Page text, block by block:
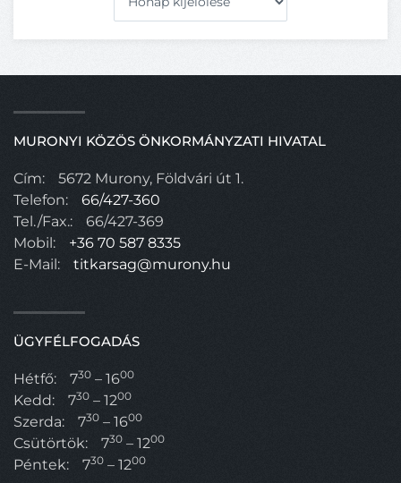
MURONYI KÖZÖS ÖNKORMÁNYZATI HIVATAL
Cím:
5672 Murony, Földvári út 1.
Telefon:
66/427-360
Tel./Fax.:
66/427-369
Mobil:
+36 70 587 8335
E-Mail:
titkarsag@murony.hu
ÜGYFÉLFOGADÁS
Hétfő: 730 – 1600
Kedd: 730 – 1200
Szerda: 730 – 1600
Csütörtök: 730 – 1200
Péntek: 730 – 1200